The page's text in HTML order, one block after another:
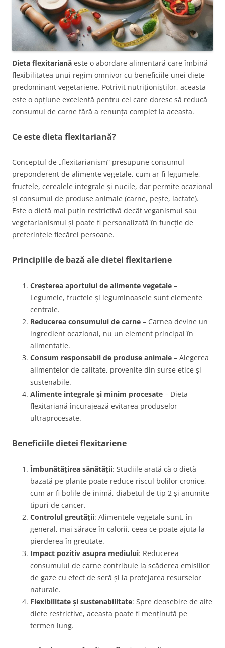
Dieta flexitariană este o abordare alimentară care îmbină
flexibilitatea unui regim omnivor cu beneficiile unei diete
predominant vegetariene. Potrivit nutriționiștilor, aceasta
este o opțiune excelentă pentru cei care doresc să reducă
consumul de carne fără a renunța complet la aceasta.
Ce este dieta flexitariană?
Conceptul de „flexitarianism” presupune consumul
preponderent de alimente vegetale, cum ar fi legumele,
fructele, cerealele integrale și nucile, dar permite ocazional
și consumul de produse animale (carne, pește, lactate).
Este o dietă mai puțin restrictivă decât veganismul sau
vegetarianismul și poate fi personalizată în funcție de
preferințele fiecărei persoane.
Principiile de bază ale dietei flexitariene
Creșterea aportului de alimente vegetale –
Legumele, fructele și leguminoasele sunt elemente
centrale.
Reducerea consumului de carne – Carnea devine un
ingredient ocazional, nu un element principal în
alimentație.
Consum responsabil de produse animale – Alegerea
alimentelor de calitate, provenite din surse etice și
sustenabile.
Alimente integrale și minim procesate – Dieta
flexitariană încurajează evitarea produselor
ultraprocesate.
Beneficiile dietei flexitariene
Îmbunătățirea sănătății: Studiile arată că o dietă
bazată pe plante poate reduce riscul bolilor cronice,
cum ar fi bolile de inimă, diabetul de tip 2 și anumite
tipuri de cancer.
Controlul greutății: Alimentele vegetale sunt, în
general, mai sărace în calorii, ceea ce poate ajuta la
pierderea în greutate.
Impact pozitiv asupra mediului: Reducerea
consumului de carne contribuie la scăderea emisiilor
de gaze cu efect de seră și la protejarea resurselor
naturale.
Flexibilitate și sustenabilitate: Spre deosebire de alte
diete restrictive, aceasta poate fi menținută pe
termen lung.